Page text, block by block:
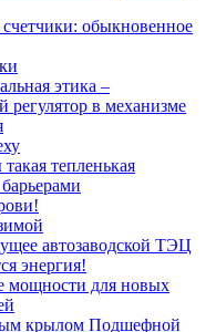
обыкновенное
этика –
регулятор в механизме
тепленькая
автозаводской ТЭЦ
энергия!
для новых
крылом Подшефной